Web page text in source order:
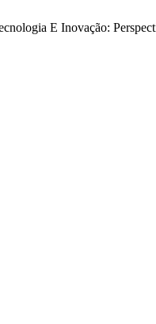
E Inovação: